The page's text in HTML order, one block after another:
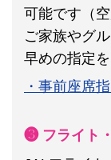
可能です（
ご家族やグ
早めの指定
・事前座席
❸ フライト